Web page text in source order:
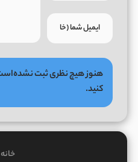
هنوز هیچ نظری ثبت
کنید.
خانه